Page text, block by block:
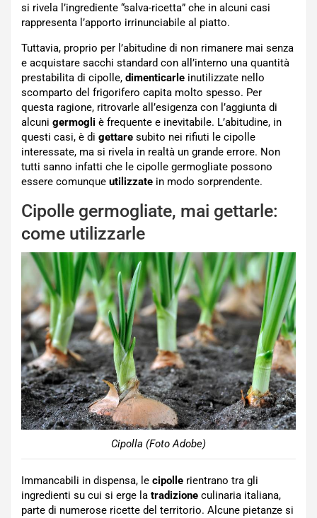
si rivela l’ingrediente “salva-ricetta” che in alcuni casi
rappresenta l’apporto irrinunciabile al piatto.
Tuttavia, proprio per l’abitudine di non rimanere mai senza
e acquistare sacchi standard con all’interno una quantità
prestabilita di cipolle, dimenticarle inutilizzate nello
scomparto del frigorifero capita molto spesso. Per
questa ragione, ritrovarle all’esigenza con l’aggiunta di
alcuni germogli è frequente e inevitabile. L’abitudine, in
questi casi, è di gettare subito nei rifiuti le cipolle
interessate, ma si rivela in realtà un grande errore. Non
tutti sanno infatti che le cipolle germogliate possono
essere comunque utilizzate in modo sorprendente.
Cipolle germogliate, mai gettarle:
come utilizzarle
Cipolla (Foto Adobe)
Immancabili in dispensa, le cipolle rientrano tra gli
ingredienti su cui si erge la tradizione culinaria italiana,
parte di numerose ricette del territorio. Alcune pietanze si